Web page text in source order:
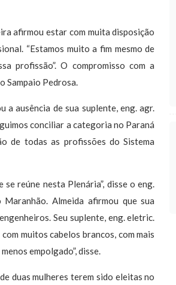
afirmou estar com muita disposição
“Estamos muito a fim mesmo de
profissão”. O compromisso com a
Sampaio Pedrosa.
ausência de sua suplente, eng. agr.
conciliar a categoria no Paraná
de todas as profissões do Sistema
reúne nesta Plenária”, disse o eng.
Almeida afirmou que sua
Seu suplente, eng. eletric.
muitos cabelos brancos, com mais
empolgado”, disse.
duas mulheres terem sido eleitas no